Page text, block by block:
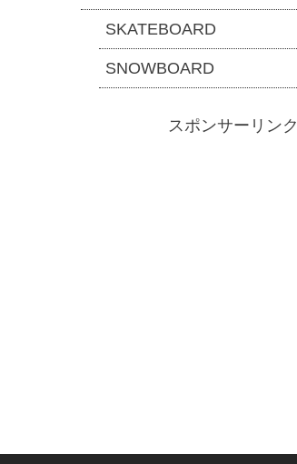
SKATEBOARD
SNOWBOARD
スポンサーリンク